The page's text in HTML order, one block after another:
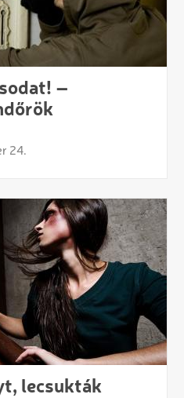
–
24.
lecsukták